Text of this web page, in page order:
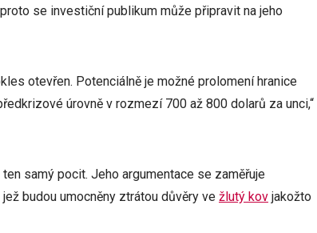
se investiční publikum může připravit na jeho
otevřen. Potenciálně je možné prolomení hranice
úrovně v rozmezí 700 až 800 dolarů za unci,“
samý pocit. Jeho argumentace se zaměřuje
budou umocněny ztrátou důvěry ve žlutý kov jakožto